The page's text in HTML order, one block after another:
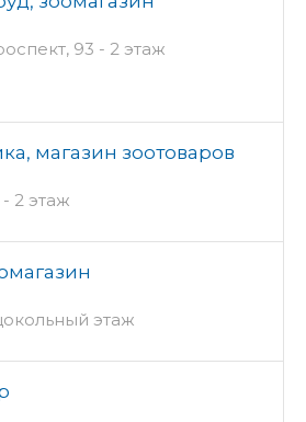
93 - 2 этаж
магазин зоотоваров
2 этаж
этаж